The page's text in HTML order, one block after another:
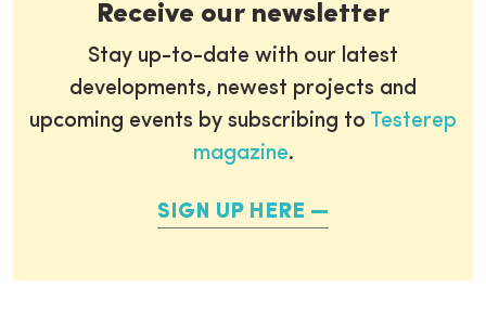
Receive our newsletter
Stay up-to-date with our latest
developments, newest projects and
upcoming events by subscribing to Testerep
magazine.
SIGN UP HERE